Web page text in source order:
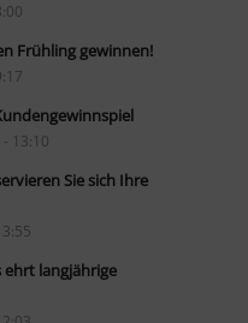
Frühling gewinnen!
13:10
Sie sich Ihre
ehrt langjährige